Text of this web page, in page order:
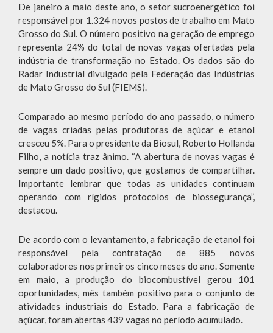
De janeiro a maio deste ano, o setor sucroenergético foi
responsável por 1.324 novos postos de trabalho em Mato
Grosso do Sul. O número positivo na geração de emprego
representa 24% do total de novas vagas ofertadas pela
indústria de transformação no Estado. Os dados são do
Radar Industrial divulgado pela Federação das Indústrias
de Mato Grosso do Sul (FIEMS).
Comparado ao mesmo período do ano passado, o número
de vagas criadas pelas produtoras de açúcar e etanol
cresceu 5%. Para o presidente da Biosul, Roberto Hollanda
Filho, a notícia traz ânimo. “A abertura de novas vagas é
sempre um dado positivo, que gostamos de compartilhar.
Importante lembrar que todas as unidades continuam
operando com rígidos protocolos de biossegurança”,
destacou.
De acordo com o levantamento, a fabricação de etanol foi
responsável pela contratação de 885 novos
colaboradores nos primeiros cinco meses do ano. Somente
em maio, a produção do biocombustível gerou 101
oportunidades, mês também positivo para o conjunto de
atividades industriais do Estado. Para a fabricação de
açúcar, foram abertas 439 vagas no período acumulado.